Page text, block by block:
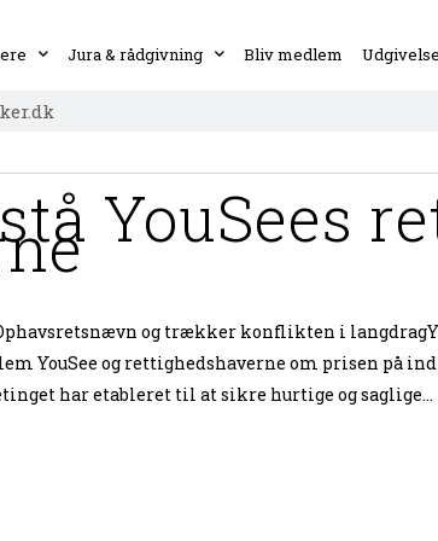
Jura & rådgivning Bliv medlem
YouSees
Ophavsretsnævn og trækker konflikten i
YouSee og rettighedshaverne om prisen på
har etableret til at sikre hurtige og saglige...